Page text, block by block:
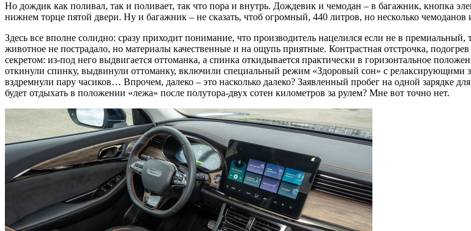
Но дождик как поливал, так и поливает, так что пора и внутрь. Дождевик и чемодан – в багажник, кнопка
нижнем торце пятой двери. Ну и багажник – не сказать, чтоб огромный, 440 литров, но несколько
Здесь все вполне солидно: сразу приходит понимание, что производитель нацелился если не в
животное не пострадало, но материалы качественные и на ощупь приятные. Контрастная отстрочка,
секретом: из-под него выдвигается оттоманка, а спинка откидывается практически в горизонтальное
откинули спинку, выдвинули оттоманку, включили специальный режим «Здоровый сон» с релаксирующими
вздремнули пару часиков… Впрочем, далеко – это насколько далеко? Заявленный пробег на одной зарядке
будет отдыхать в положении «лежа» после полутора-двух сотен километров за рулем? Мне вот точно нет.